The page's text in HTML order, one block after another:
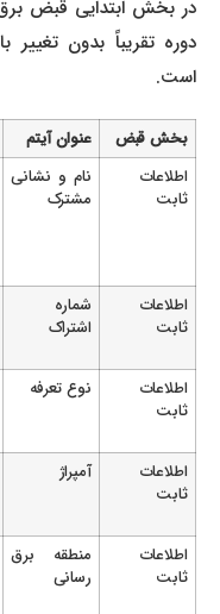
در بخش ابتدایی قبض برق،
دوره تقریباً بدون تغییر
است.
بخش قبض عنوان آیتم
اطلاعات
ثابت
نام و نشانی
مشترک
اطلاعات
ثابت
شماره
اشتراک
اطلاعات
ثابت
نوع تعرفه
اطلاعات
ثابت
آمپراژ
اطلاعات
ثابت
منطقه برق
رسانی